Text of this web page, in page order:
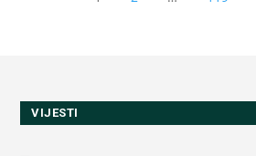
VIJESTI